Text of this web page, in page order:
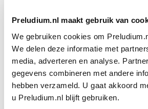
Preludium.nl maakt gebruik van
We gebruiken cookies om
We delen deze informatie met
media, adverteren en analyse.
gegevens combineren met andere
hebben verzameld. U gaat akkoord
u Preludium.nl blijft gebruiken.